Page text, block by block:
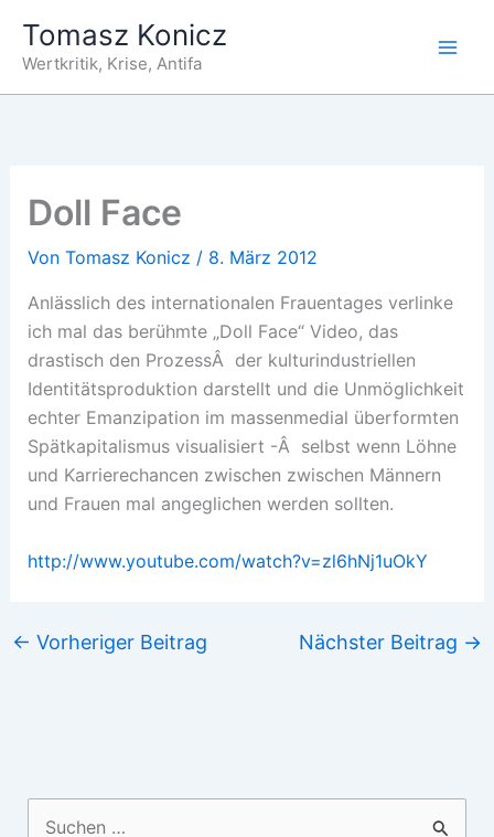
Inhalt
springen
Tomasz Konicz
Wertkritik, Krise, Antifa
Doll Face
Von Tomasz Konicz / 8. März 2012
Anlässlich des internationalen Frauentages verlinke
ich mal das berühmte „Doll Face“ Video, das
drastisch den ProzessÂ der kulturindustriellen
Identitätsproduktion darstellt und die Unmöglichkeit
echter Emanzipation im massenmedial überformten
Spätkapitalismus visualisiert -Â selbst wenn Löhne
und Karrierechancen zwischen zwischen Männern
und Frauen mal angeglichen werden sollten.
http://www.youtube.com/watch?v=zl6hNj1uOkY
← Vorheriger Beitrag Nächster Beitrag →